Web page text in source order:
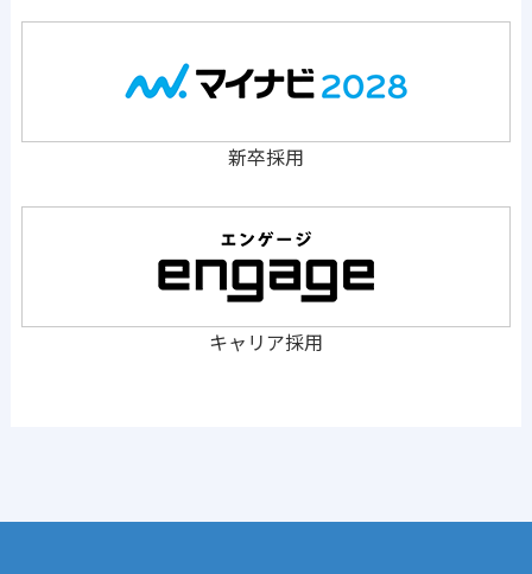
新卒採用
キャリア採用